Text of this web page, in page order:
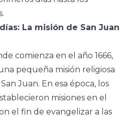
La misión de San Juan
comienza en el año 1666,
pequeña misión religiosa
Juan. En esa época, los
misiones en el
el fin de evangelizar a las